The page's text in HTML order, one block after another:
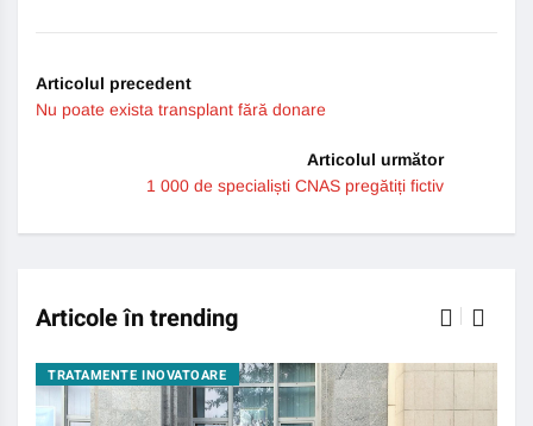
Articolul precedent
Nu poate exista transplant fără donare
Articolul următor
1 000 de specialiști CNAS pregătiți fictiv
Articole în trending
TRATAMENTE INOVATOARE